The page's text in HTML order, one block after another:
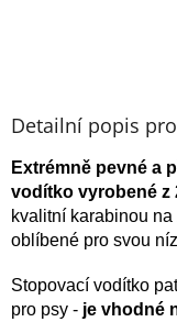
Detailní popis
Extrémně pevné a
vodítko vyrobené z
kvalitní karabinou
oblíbené pro svou
Stopovací vodítko
pro psy - je vhodné